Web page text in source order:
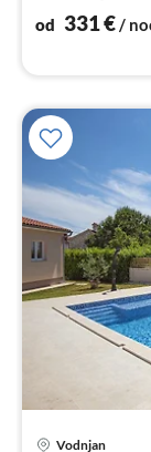
rodzinami,
od 331€/
Vodnjan